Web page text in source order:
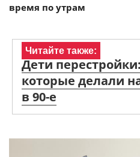
время по утрам
Читайте также:
Дети
которые делали
в 90-е